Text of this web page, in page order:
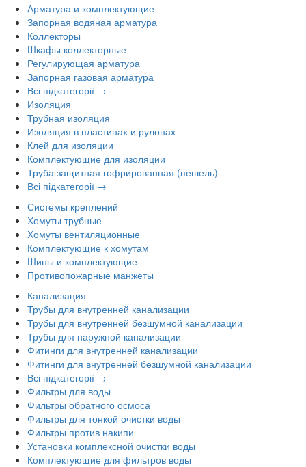
Арматура и комплектующие
Запорная водяная арматура
Коллекторы
Шкафы коллекторные
Регулирующая арматура
Запорная газовая арматура
Всі підкатегорії →
Изоляция
Трубная изоляция
Изоляция в пластинах и рулонах
Клей для изоляции
Комплектующие для изоляции
Труба защитная гофрированная (пешель)
Всі підкатегорії →
Системы креплений
Хомуты трубные
Хомуты вентиляционные
Комплектующие к хомутам
Шины и комплектующие
Противопожарные манжеты
Канализация
Трубы для внутренней канализации
Трубы для внутренней безшумной канализации
Трубы для наружной канализации
Фитинги для внутренней канализации
Фитинги для внутренней безшумной канализации
Всі підкатегорії →
Фильтры для воды
Фильтры обратного осмоса
Фильтры для тонкой очистки воды
Фильтры против накипи
Установки комплексной очистки воды
Комплектующие для фильтров воды